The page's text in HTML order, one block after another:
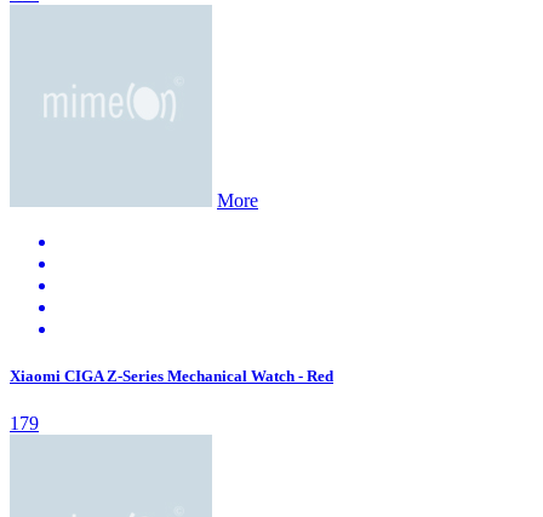
More
Xiaomi CIGA Z-Series Mechanical Watch - Red
179